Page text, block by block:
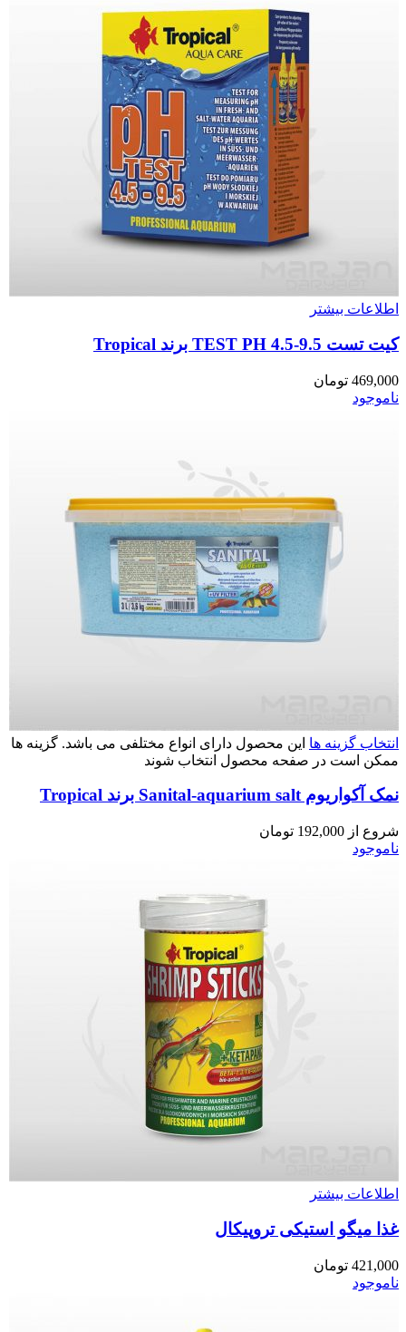
اطلاعات بیشتر
کیت تست TEST PH 4.5-9.5 برند Tropical
469,000 تومان
ناموجود
انتخاب گزینه ها این محصول دارای انواع مختلفی می باشد. گزینه ها
ممکن است در صفحه محصول انتخاب شوند
نمک آکواریوم Sanital-aquarium salt برند Tropical
شروع از 192,000 تومان
ناموجود
اطلاعات بیشتر
غذا میگو استیکی تروپیکال
421,000 تومان
ناموجود